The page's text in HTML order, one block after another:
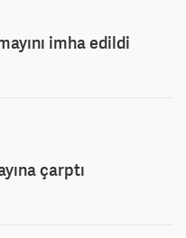
imha edildi
çarptı